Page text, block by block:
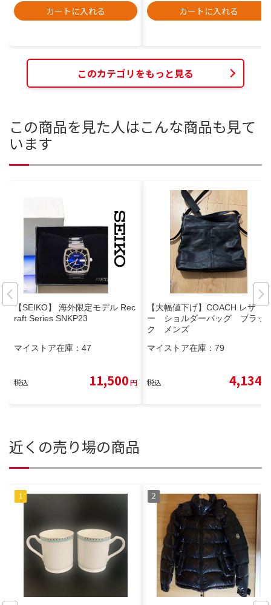
カートに入れる カートに入れる
このカテゴリをもっと見る
この商品を見た人はこんな商品も見て
います
【SEIKO】 海外限定モデル Rec
raft Series SNKP23
マイストア在庫： 47
税込 11,500円
【大幅値下げ】COACH レザ
ー ショルダーバッグ ブラッ
ク メンズ
マイストア在庫： 79
税込 4,134
近くの売り場の商品